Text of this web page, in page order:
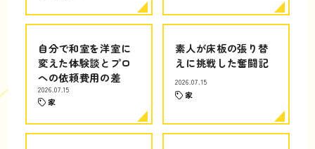
自分で和室を洋室に
変えた体験談とプロ
への依頼費用の差
2026.07.15
家
素人が床板の張り替
えに挑戦した奮闘記
2026.07.15
家